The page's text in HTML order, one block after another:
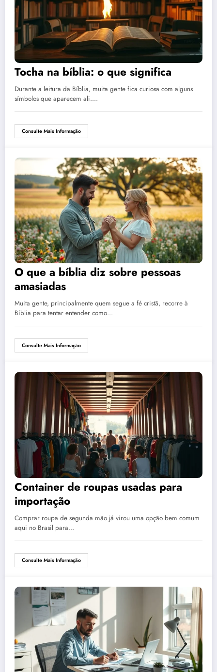
Tocha na bíblia: o que significa
Durante a leitura da Bíblia, muita gente fica curiosa com alguns
símbolos que aparecem ali.…
Consulte Mais Informação
O que a bíblia diz sobre pessoas
amasiadas
Muita gente, principalmente quem segue a fé cristã, recorre à
Bíblia para tentar entender como…
Consulte Mais Informação
Container de roupas usadas para
importação
Comprar roupa de segunda mão já virou uma opção bem comum
aqui no Brasil para…
Consulte Mais Informação